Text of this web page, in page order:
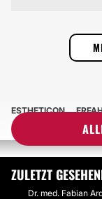
ESTHETICON
ZULETZT
Dr. med. Fabian